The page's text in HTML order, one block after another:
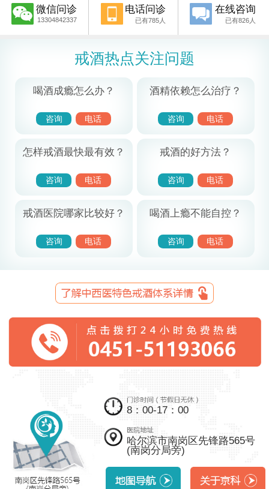
微信问诊
13304842337
电话问诊
已有785人
在线咨询
已有826人
戒酒热点关注问题
喝酒成瘾怎么办？
咨询 电话
酒精依赖怎么治疗？
咨询 电话
怎样戒酒最快最有效？
咨询 电话
戒酒的好方法？
咨询 电话
戒酒医院哪家比较好？
咨询 电话
喝酒上瘾不能自控？
咨询 电话
8：00-17：00
哈尔滨市南岗区先锋路565号
(南岗分局旁)